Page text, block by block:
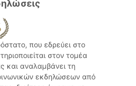
που εδρεύει στο
στον τομέα
και αναλαμβάνει τη
εκδηλώσεων από